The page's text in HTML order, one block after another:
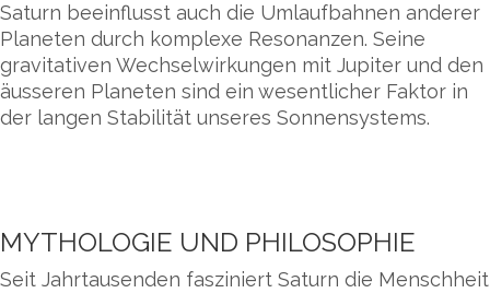
Saturn beeinflusst auch die Umlaufbahnen anderer
Planeten durch komplexe Resonanzen. Seine
gravitativen Wechselwirkungen mit Jupiter und den
äusseren Planeten sind ein wesentlicher Faktor in
der langen Stabilität unseres Sonnensystems.
MYTHOLOGIE UND PHILOSOPHIE
Seit Jahrtausenden fasziniert Saturn die Menschheit